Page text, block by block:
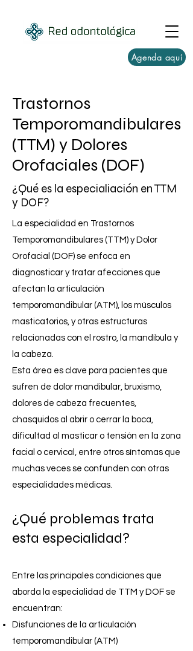
Agenda aquí
Trastornos
Temporomandibulares
(TTM) y Dolores
Orofaciales (DOF)
¿Qué es la especialiación en TTM
y DOF?
La especialidad en Trastornos
Temporomandibulares (TTM) y Dolor
Orofacial (DOF) se enfoca en
diagnosticar y tratar afecciones que
afectan la articulación
temporomandibular (ATM), los músculos
masticatorios, y otras estructuras
relacionadas con el rostro, la mandíbula y
la cabeza.
Esta área es clave para pacientes que
sufren de dolor mandibular, bruxismo,
dolores de cabeza frecuentes,
chasquidos al abrir o cerrar la boca,
dificultad al masticar o tensión en la zona
facial o cervical, entre otros síntomas que
muchas veces se confunden con otras
especialidades médicas.
¿Qué problemas trata
esta especialidad?
Entre las principales condiciones que
aborda la especialidad de TTM y DOF se
encuentran:
Disfunciones de la articulación
temporomandibular (ATM)